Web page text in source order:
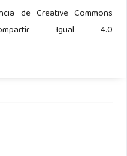
An all-season real-time
of an index for
de Creative Commons
Compartir Igual 4.0